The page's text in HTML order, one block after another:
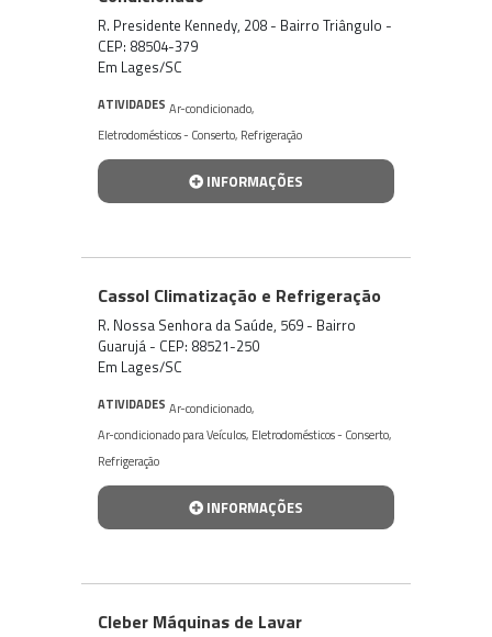
R. Presidente Kennedy, 208 - Bairro Triângulo -
CEP: 88504-379
Em Lages/SC
ATIVIDADES Ar-condicionado,
Eletrodomésticos - Conserto, Refrigeração
INFORMAÇÕES
Cassol Climatização e Refrigeração
R. Nossa Senhora da Saúde, 569 - Bairro
Guarujá - CEP: 88521-250
Em Lages/SC
ATIVIDADES Ar-condicionado,
Ar-condicionado para Veículos, Eletrodomésticos - Conserto,
Refrigeração
INFORMAÇÕES
Cleber Máquinas de Lavar